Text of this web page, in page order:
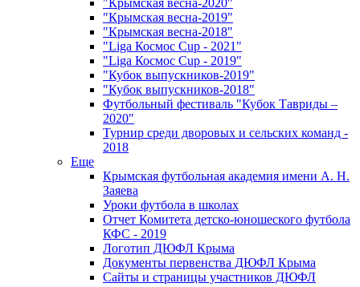
"Крымская весна-2020"
"Крымская весна-2019"
"Крымская весна-2018"
"Liga Космос Cup - 2021"
"Liga Космос Cup - 2019"
"Кубок выпускников-2019"
"Кубок выпускников-2018"
Футбольный фестиваль "Кубок Тавриды –
2020"
Турнир среди дворовых и сельских команд -
2018
Еще
Крымская футбольная академия имени А. Н.
Заяева
Уроки футбола в школах
Отчет Комитета детско-юношеского футбола
КФС - 2019
Логотип ДЮФЛ Крыма
Документы первенства ДЮФЛ Крыма
Сайты и страницы участников ДЮФЛ